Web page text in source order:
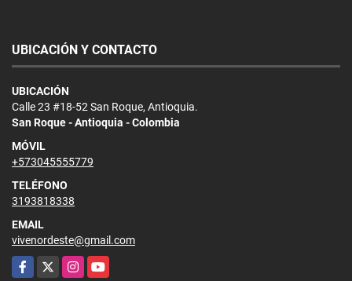
UBICACIÓN Y CONTACTO
UBICACIÓN
Calle 23 #18-52 San Roque, Antioquia.
San Roque - Antioquia - Colombia
MÓVIL
+573045555779
TELÉFONO
3193818338
EMAIL
vivenordeste@gmail.com
Facebook
X InstagramYouTube